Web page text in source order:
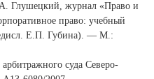
Глушецкий, журнал «Право и
право: учебный
Е.П. Губина). — М.:
суда Северо-